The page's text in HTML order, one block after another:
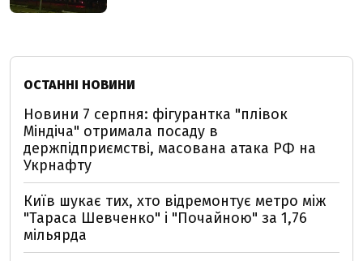
ОСТАННІ НОВИНИ
Новини 7 серпня: фігурантка "плівок
Міндіча" отримала посаду в
держпідприємстві, масована атака РФ на
Укрнафту
Київ шукає тих, хто відремонтує метро між
"Тараса Шевченко" і "Почайною" за 1,76
мільярда